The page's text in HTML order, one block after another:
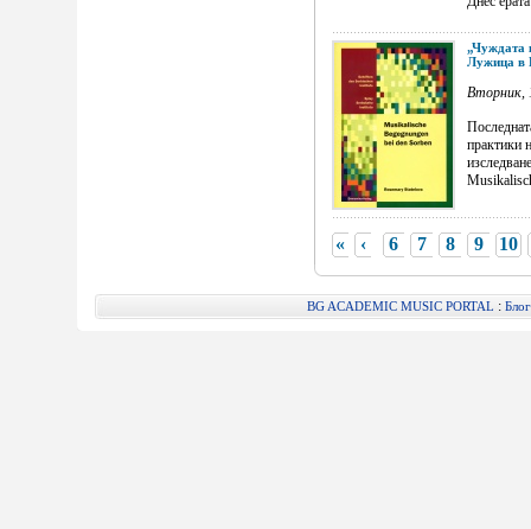
„Чуждата
Лужица в
Вторник,
практики
« ‹ 6 7 8 9 10
BG ACADEMIC MUSIC PORTAL : Блог